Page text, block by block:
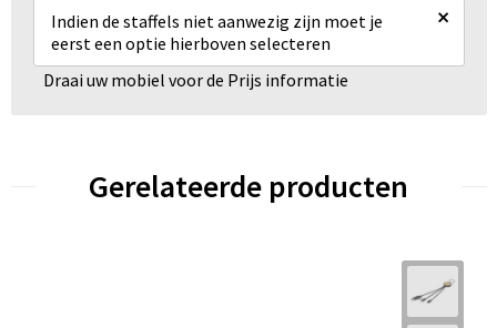
Indien de staffels niet aanwezig zijn moet je
eerst een optie hierboven selecteren
×
Draai uw mobiel voor de Prijs informatie
Gerelateerde producten